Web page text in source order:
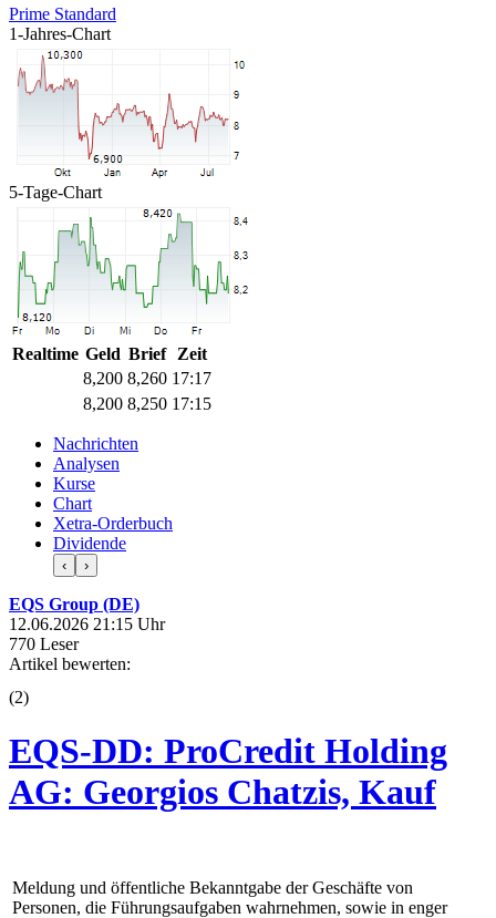
Prime Standard
1-Jahres-Chart
5-Tage-Chart
Realtime Geld Brief
Zeit
8,200 8,260 17:17
8,200 8,250 17:15
Nachrichten
Analysen
Kurse
Chart
Xetra-Orderbuch
Dividende
‹ ›
EQS Group (DE)
12.06.2026 21:15 Uhr
770 Leser
Artikel bewerten:
(2)
EQS-DD: ProCredit Holding
AG: Georgios Chatzis, Kauf
Meldung und öffentliche Bekanntgabe der Geschäfte von
Personen, die Führungsaufgaben wahrnehmen, sowie in enger